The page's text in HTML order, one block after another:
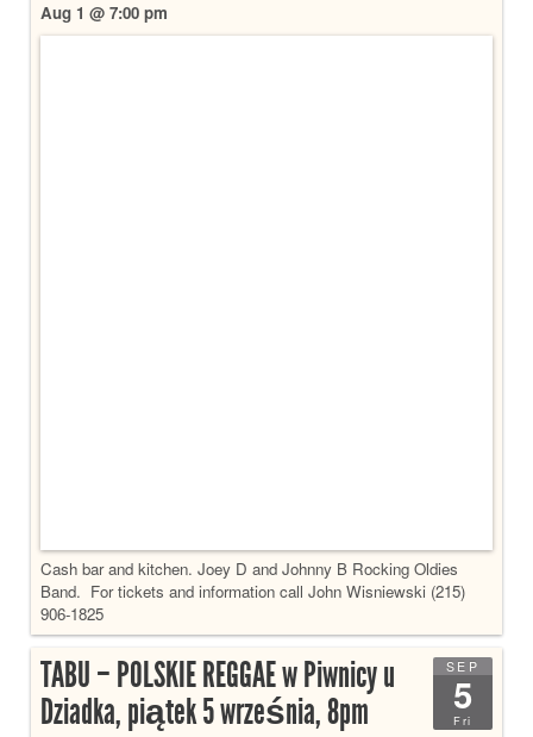
Aug 1 @ 7:00 pm
Cash bar and kitchen. Joey D and Johnny B Rocking Oldies
Band. For tickets and information call John Wisniewski (215)
906-1825
SEP
5
Fri
TABU – POLSKIE REGGAE w Piwnicy u
Dziadka, piątek 5 września, 8pm